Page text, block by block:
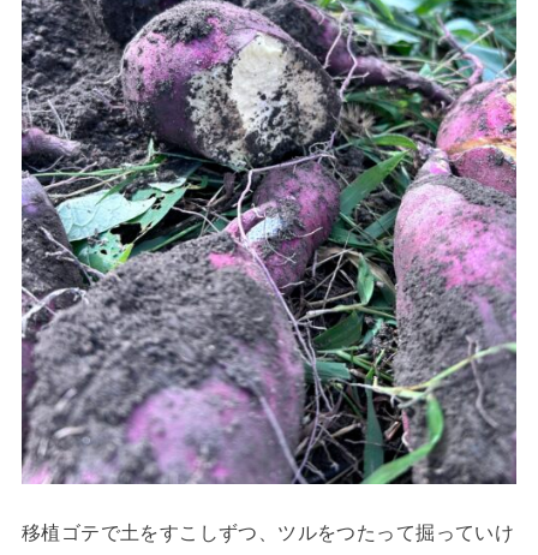
移植ゴテで土をすこしずつ、ツルをつたって掘っていけ